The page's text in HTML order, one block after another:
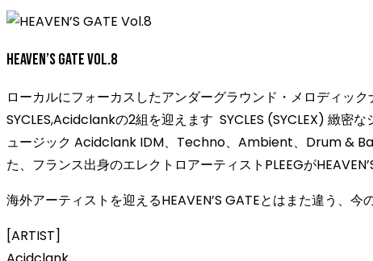
HEAVEN’S GATE Vol.8
ローカルにフォーカスしたアンダーグラウンド・メロディッ
SYCLES,Acidclankの2組を迎えます ⁡ SYCLES (SYCLEX) 緻
ュージック Acidclank IDM、Techno、Ambient、Drum &
た、フランス出身のエレクトロアーティストPLEEGが
海外アーティストを迎えるHEAVEN’S GATEとはまた違う、
[ARTIST]